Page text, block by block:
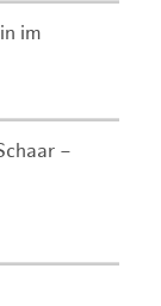
im
–